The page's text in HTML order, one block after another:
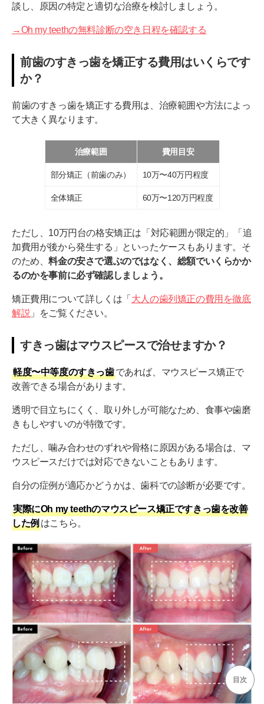
談し、原因の特定と適切な治療を検討しましょう。
→Oh my teethの無料診断の空き日程を確認する
前歯のすきっ歯を矯正する費用はいくらです
か？
前歯のすきっ歯を矯正する費用は、治療範囲や方法によっ
て大きく異なります。
治療範囲 費用目安
部分矯正（前歯のみ） 10万〜40万円程度
全体矯正 60万〜120万円程度
ただし、10万円台の格安矯正は「対応範囲が限定的」「追
加費用が後から発生する」といったケースもあります。そ
のため、料金の安さで選ぶのではなく、総額でいくらかか
るのかを事前に必ず確認しましょう。
矯正費用について詳しくは「 大人の歯列矯正の費用を徹底
解説 」をご覧ください。
すきっ歯はマウスピースで治せますか？
軽度〜中等度のすきっ歯であれば、マウスピース矯正で
改善できる場合があります。
透明で目立ちにくく、取り外しが可能なため、食事や歯磨
きもしやすいのが特徴です。
ただし、噛み合わせのずれや骨格に原因がある場合は、マ
ウスピースだけでは対応できないこともあります。
自分の症例が適応かどうかは、歯科での診断が必要です。
実際にOh my teethのマウスピース矯正ですきっ歯を改善
した例 はこちら。
目次